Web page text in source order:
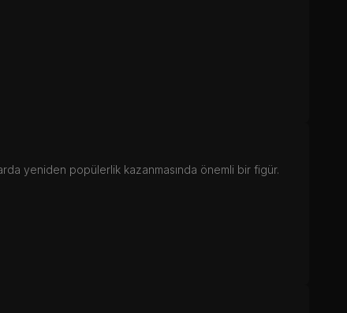
yeniden popülerlik kazanmasında önemli bir figür.